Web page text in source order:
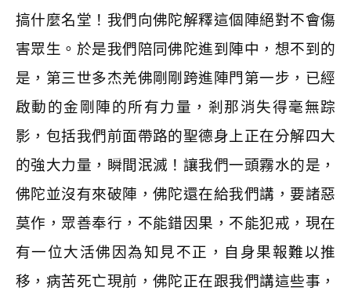
搞什麼名堂！我們向佛陀解釋這個陣絕對不會傷
害眾生。於是我們陪同佛陀進到陣中，想不到的
是，第三世多杰羌佛剛剛跨進陣門第一步，已經
啟動的金剛陣的所有力量，剎那消失得毫無踪
影，包括我們前面帶路的聖德身上正在分解四大
的強大力量，瞬間泯滅！讓我們一頭霧水的是，
佛陀並沒有來破陣，佛陀還在給我們講，要諸惡
莫作，眾善奉行，不能錯因果，不能犯戒，現在
有一位大活佛因為知見不正，自身果報難以推
移，病苦死亡現前，佛陀正在跟我們講這些事，